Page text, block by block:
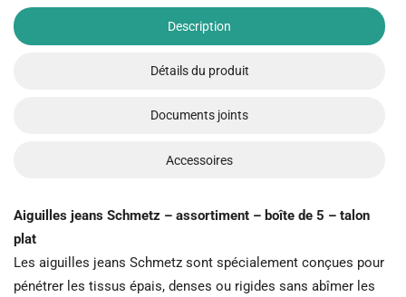
Description
Détails du produit
Documents joints
Accessoires
Aiguilles jeans Schmetz – assortiment – boîte de 5 – talon
plat
Les aiguilles jeans Schmetz sont spécialement conçues pour
pénétrer les tissus épais, denses ou rigides sans abîmer les